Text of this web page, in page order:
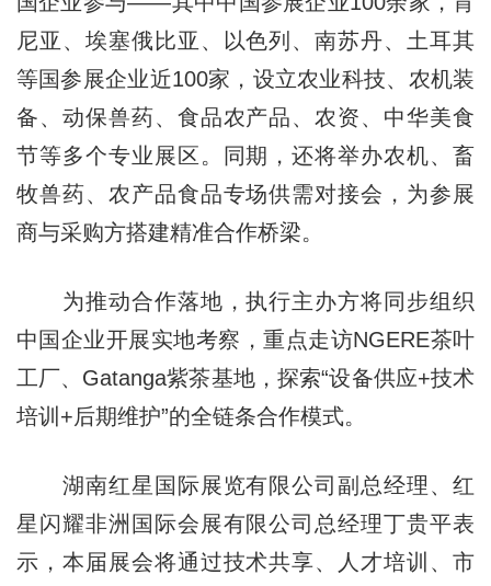
尼亚、埃塞俄比亚、以色列、南苏丹、土耳其
等国参展企业近100家，设立农业科技、农机装
备、动保兽药、食品农产品、农资、中华美食
节等多个专业展区。同期，还将举办农机、畜
牧兽药、农产品食品专场供需对接会，为参展
商与采购方搭建精准合作桥梁。
为推动合作落地，执行主办方将同步组织
中国企业开展实地考察，重点走访NGERE茶叶
工厂、Gatanga紫茶基地，探索“设备供应+技术
培训+后期维护”的全链条合作模式。
湖南红星国际展览有限公司副总经理、红
星闪耀非洲国际会展有限公司总经理丁贵平表
示，本届展会将通过技术共享、人才培训、市